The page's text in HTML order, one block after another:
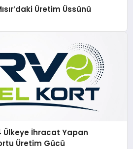
Üretim Üssünü
Ülkeye İhracat Yapan
Üretim Gücü